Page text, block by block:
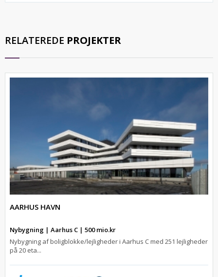
RELATEREDE PROJEKTER
AARHUS HAVN
Nybygning | Aarhus C | 500 mio.kr
Nybygning af boligblokke/lejligheder i Aarhus C med 251 lejligheder
på 20 eta...